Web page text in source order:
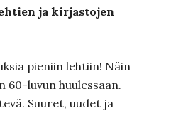
ja kirjastojen
pieniin lehtiin! Näin
60-luvun huulessaan.
Suuret, uudet ja